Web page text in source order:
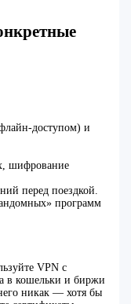
доступом) и
шифрование
перед поездкой.
программ
VPN с
в кошельки и биржи
никак — хотя бы